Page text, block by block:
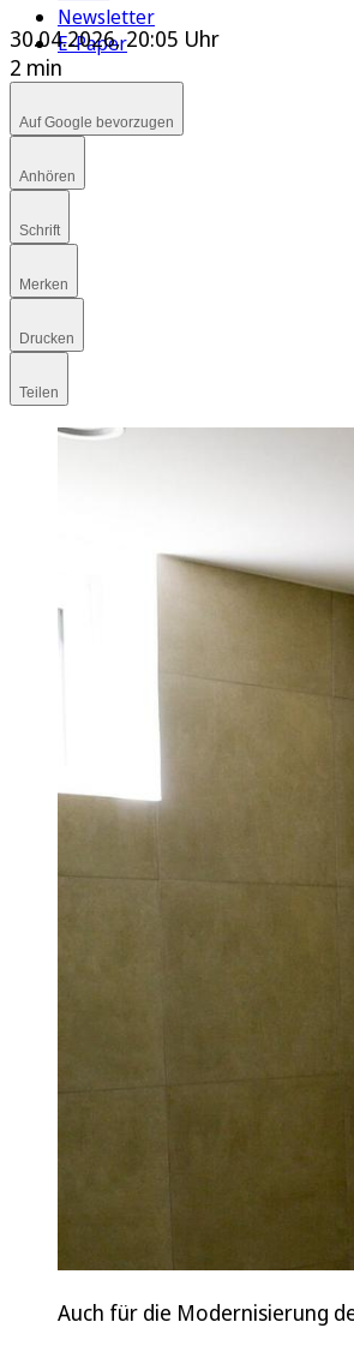
Newsletter
E-Paper
30.04.2026, 20:05 Uhr
2 min
Auf Google bevorzugen
Anhören
Schrift
Merken
Drucken
Teilen
Auch für die Modernisierung